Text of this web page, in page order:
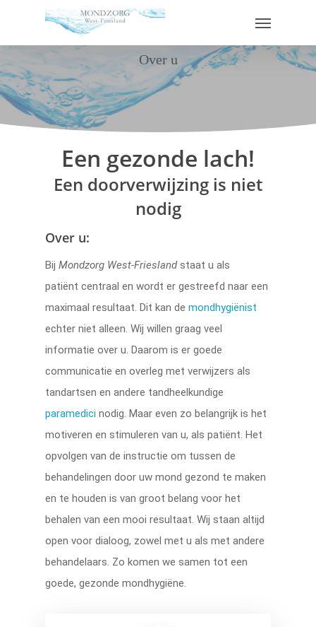
Over u
Een gezonde lach!
Een doorverwijzing is niet
nodig
Over u:
BijMondzorg West-Frieslandstaat u als
patiënt centraal en wordt er gestreefd naar een
maximaal resultaat. Dit kan demondhygiënist
echter niet alleen. Wij willen graag veel
informatie over u. Daarom is er goede
communicatie en overleg met verwijzers als
tandartsen en andere tandheelkundige
paramedici nodig. Maar even zo belangrijk is het
motiveren en stimuleren van u, als patiënt. Het
opvolgen van de instructie om tussen de
behandelingen door uw mond gezond te maken
en te houden is van groot belang voor het
behalen van een mooi resultaat. Wij staan altijd
open voor dialoog, zowel met u als met andere
behandelaars. Zo komen we samen tot een
goede, gezonde mondhygiëne.